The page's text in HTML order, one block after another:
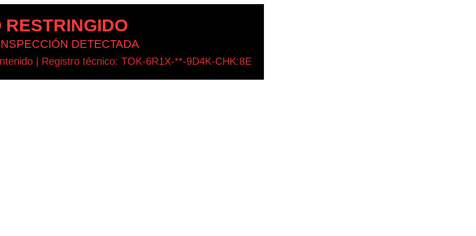
RESTRINGIDO
DETECTADA
| Registro técnico: TOK-6R1X-**-9D4K-CHK:8E